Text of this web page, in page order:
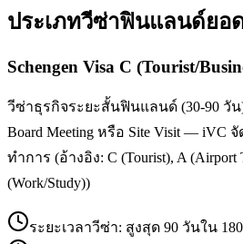
ประเภทวีซ่าฟินแลนด์ยอ
Schengen Visa C (Tourist/
วีซ่าธุรกิจระยะสั้นฟินแลนด์ (30-90 วั
Board Meeting หรือ Site Visit — iVC จั
ทำการ (อ้างอิง: C (Tourist), A (Airport
(Work/Study))
ระยะเวลาวีซ่า: สูงสุด 90 วันใน